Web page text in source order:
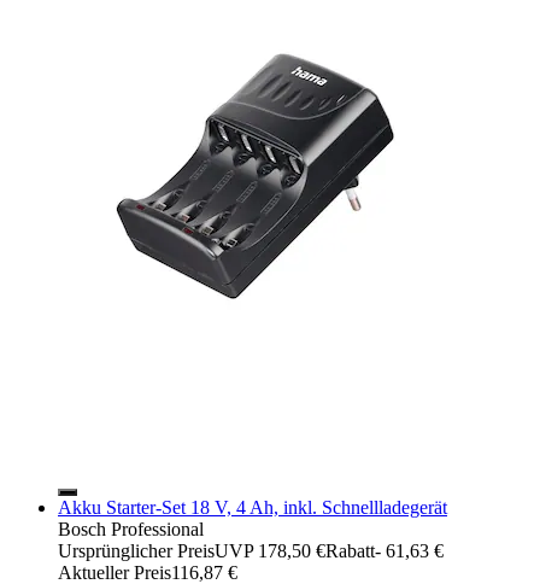
Akku Starter-Set 18 V, 4 Ah, inkl. Schnellladegerät
Bosch Professional
Ursprünglicher PreisUVP 178,50 €Rabatt- 61,63 €
Aktueller Preis116,87 €